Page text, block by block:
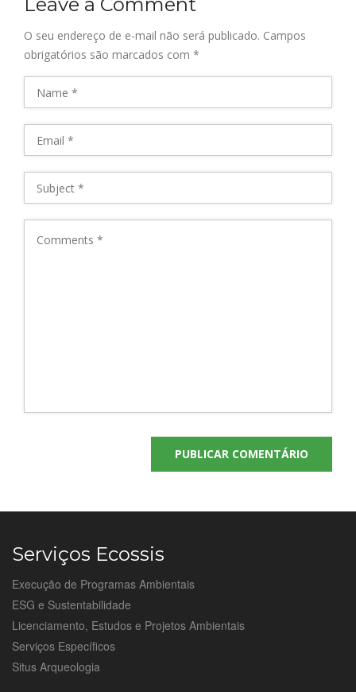
O seu endereço de e-mail não será publicado. Campos
obrigatórios são marcados com *
Serviços Ecossis
Execução de Programas Ambientais
ESG e Sustentabilidade
Licenciamento, Estudos e Projetos Ambientais
Serviços Específicos
Situs Arqueologia